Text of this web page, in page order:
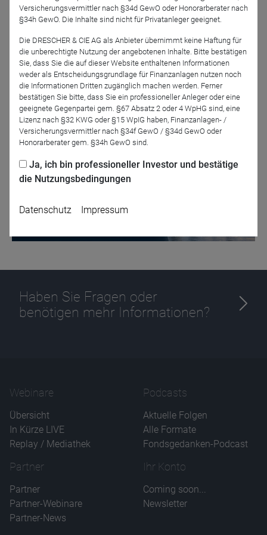
Wir freuen uns auf Sie.
Jetzt für das Partner-Webinar anmelden
Zurück
Haben Sie Fragen oder
benötigen mehr Informationen?
Webinare
Übersicht
In Kürze LIVE
Replay / Mediathek
Podcasts
Aktuelle Folgen
Alle Formate
Fondsgedanken-Podcast
Partner
Partner
Partner-Webinare
Partner-News
Ihr Konto
Coming soon...
Newsletter
Versicherungsvermittler nach §34d GewO oder Honorarberater nach
§34h GewO. Die Inhalte sind nicht für Privatanleger geeignet.
Die DRESCHER & CIE AG als Anbieter übernimmt keine Haftung für
die unberechtigte Nutzung der angebotenen Inhalte. Bitte bestätigen
Sie, dass Sie die auf dieser Website enthaltenen Informationen
weder als Entscheidungsgrundlage für Finanzanlagen nutzen noch
die Informationen Dritten zugänglich machen werden. Ferner
bestätigen Sie bitte, dass Sie ein professioneller Anleger oder eine
geeignete Gegenpartei gem. §67 Absatz 2 oder 4 WpHG sind, eine
Lizenz nach §32 KWG oder §15 WpIG haben, Finanzanlagen- /
Versicherungsvermittler nach §34f GewO / §34d GewO oder
Honorarberater gem. §34h GewO sind.
Ja, ich bin professioneller Investor und bestätige
die Nutzungsbedingungen
Datenschutz Impressum